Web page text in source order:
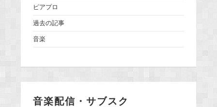
ピアプロ
過去の記事
音楽
音楽配信・サブスク